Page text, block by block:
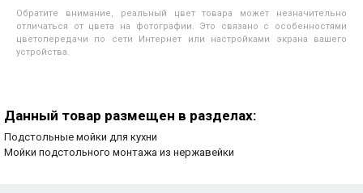
Обратите внимание, реальный цвет товара может незначительно
отличаться от цвета на фотографии. Это связано с особенностями
цветопередачи по сети Интернет или настройками экрана вашего
устройства.
Данный товар размещен в разделах:
Подстольные мойки для кухни
Мойки подстольного монтажа из нержавейки